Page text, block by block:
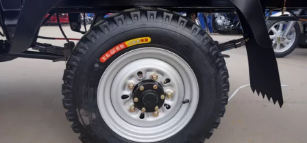
NOTIZIE
RICHIEDA
UNA
CITAZIONE